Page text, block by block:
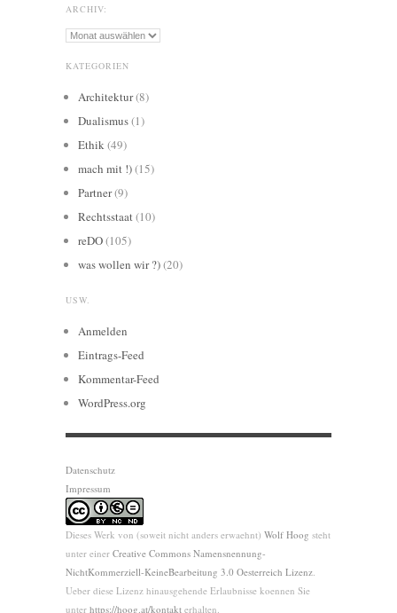
ARCHIV:
Archiv:
KATEGORIEN
Architektur(8)
Dualismus(1)
Ethik(49)
mach mit !)(15)
Partner(9)
Rechtsstaat(10)
reDO(105)
was wollen wir ?)(20)
USW.
Anmelden
Eintrags-Feed
Kommentar-Feed
WordPress.org
Datenschutz
Impressum
Dieses Werk von (soweit nicht anders erwaehnt) Wolf Hoog steht
unter einer Creative Commons Namensnennung-
NichtKommerziell-KeineBearbeitung 3.0 Oesterreich Lizenz.
Ueber diese Lizenz hinausgehende Erlaubnisse koennen Sie
unter https://hoog.at/kontakt erhalten.